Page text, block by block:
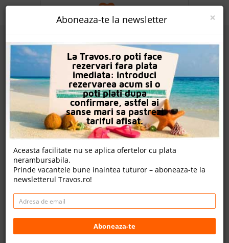
Hotel Ilios
nota Travos: 8.7
Hersonissos, Creta, Grecia
Distanta fata de plaja: 160m
Cazare
Charter avion
Detalii hotel
PROMO
CAUTA REZERVARE
OFERTA PERSONALIZATA
DESPRE NOI
LOGIN
CAZARE
CHARTER AVION
CAZARE + AUTOCAR
CONTACT
×
Aboneaza-te la newsletter
La Travos.ro poti face
rezervari fara plata
imediata: introduci
rezervarea acum si o
poti plati dupa
confirmare, astfel ai
sanse mari sa pastrezi
tariful afisat.
Aceasta facilitate nu se aplica ofertelor cu plata
nerambursabila.
Prinde vacantele bune inaintea tuturor – aboneaza-te la
newsletterul Travos.ro!
Aboneaza-te